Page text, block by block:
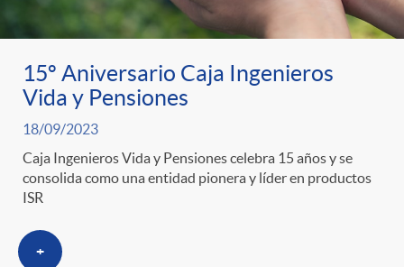
r
a
S
a
n
p
o
r
e
n
i
d
l
c
a
d
15º Aniversario Caja Ingenieros
Vida y Pensiones
18/09/2023
Caja Ingenieros Vida y Pensiones celebra 15 años y se
consolida como una entidad pionera y líder en productos
ISR
+